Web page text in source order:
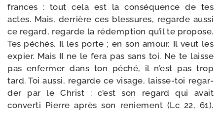
frances : tout cela est la consé­quence de tes
actes. Mais, der­rière ces bles­sures, regarde aus­si
ce regard, regarde la rédemp­tion qu’il te pro­pose.
Tes péchés, Il les porte ; en son amour, Il veut les
expier. Mais II ne le fera pas sans toi. Ne te laisse
pas enfer­mer dans ton péché, il n’est pas trop
tard. Toi aus­si, regarde ce visage, laisse-​toi regar­
der par le Christ : c’est son regard qui avait
conver­ti Pierre après son renie­ment (Lc 22, 61).